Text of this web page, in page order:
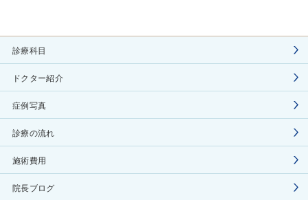
診療科目
ドクター紹介
症例写真
診療の流れ
施術費用
院長ブログ